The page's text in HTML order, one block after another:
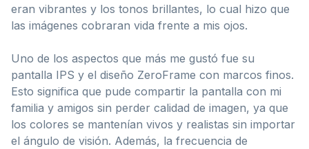
eran vibrantes y los tonos brillantes, lo cual hizo que
las imágenes cobraran vida frente a mis ojos.
Uno de los aspectos que más me gustó fue su
pantalla IPS y el diseño ZeroFrame con marcos finos.
Esto significa que pude compartir la pantalla con mi
familia y amigos sin perder calidad de imagen, ya que
los colores se mantenían vivos y realistas sin importar
el ángulo de visión. Además, la frecuencia de